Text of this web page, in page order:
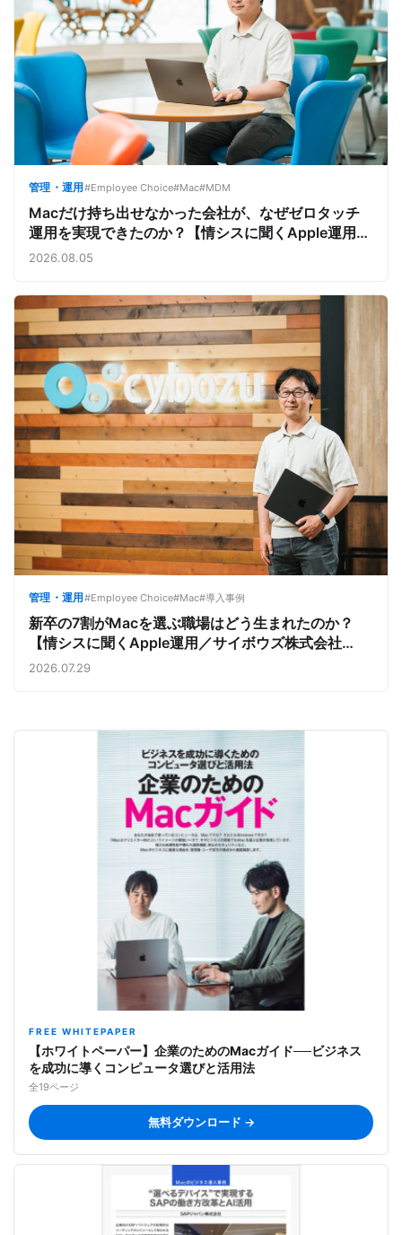
管理・運用#Employee Choice#Mac#MDM
Macだけ持ち出せなかった会社が、なぜゼロタッチ
運用を実現できたのか？【情シスに聞くApple運用／
サイボウズ株式会社②】
2026.08.05
管理・運用#Employee Choice#Mac#導入事例
新卒の7割がMacを選ぶ職場はどう生まれたのか？
【情シスに聞くApple運用／サイボウズ株式会社
①】
2026.07.29
FREE WHITEPAPER
【ホワイトペーパー】企業のためのMacガイド──ビジネス
を成功に導くコンピュータ選びと活用法
全19ページ
無料ダウンロード →